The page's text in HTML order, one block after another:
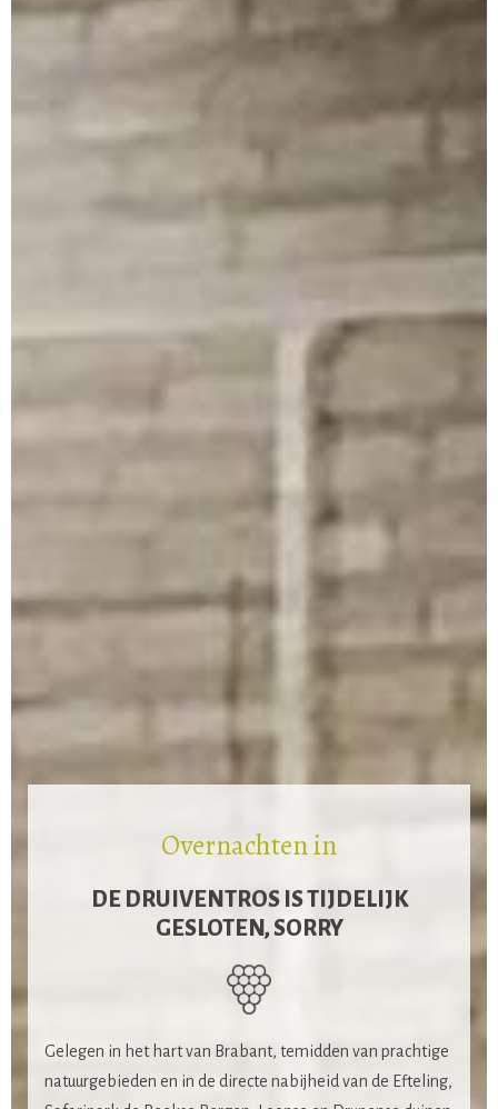
Overnachten in
DE DRUIVENTROS IS TIJDELIJK
GESLOTEN, SORRY
Gelegen in het hart van Brabant, temidden van prachtige
natuurgebieden en in de directe nabijheid van de Efteling,